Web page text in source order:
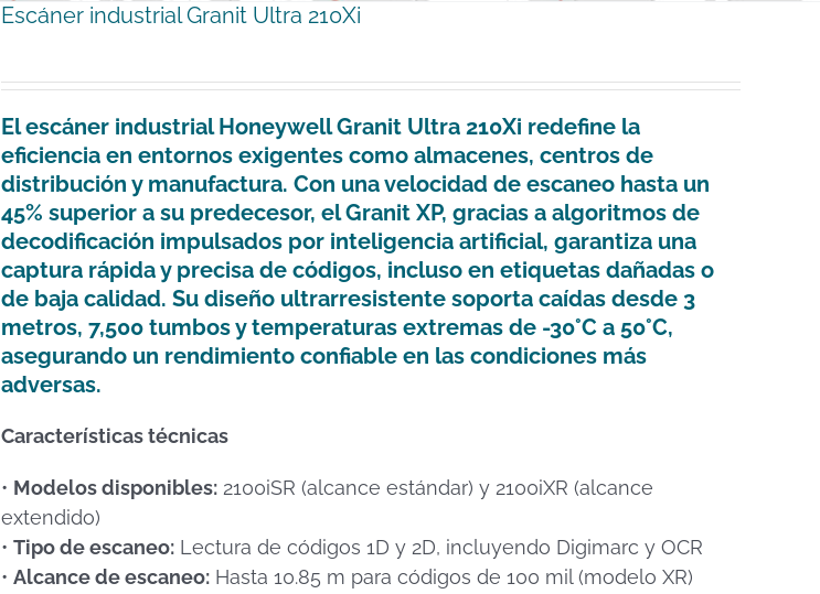
Escáner industrial Granit Ultra 210Xi
El escáner industrialHoneywell Granit Ultra 210Xi redefine la
eficiencia en entornos exigentes como almacenes, centros de
distribución y manufactura. Con una velocidad de escaneo hasta un
45% superior a su predecesor, el Granit XP, gracias a algoritmos de
decodificación impulsados por inteligencia artificial, garantiza una
captura rápida y precisa de códigos, incluso en etiquetas dañadas o
de baja calidad. Su diseño ultrarresistente soporta caídas desde 3
metros, 7,500 tumbos y temperaturas extremas de -30°C a 50°C,
asegurando un rendimiento confiable en las condiciones más
adversas.
Características técnicas
• Modelos disponibles: 2100iSR (alcance estándar) y 2100iXR (alcance
extendido)
• Tipo de escaneo: Lectura de códigos 1D y 2D, incluyendo Digimarc y OCR
• Alcance de escaneo: Hasta 10.85 m para códigos de 100 mil (modelo XR)